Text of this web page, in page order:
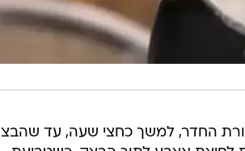
החדר, למשך כחצי שעה, עד